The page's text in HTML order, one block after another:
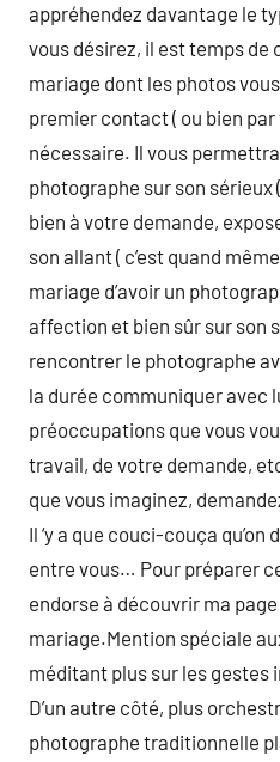
appréhendez davantage le
vous désirez, il est temps
mariage dont les photos
premier contact ( ou bien
nécessaire. Il vous
photographe sur son
bien à votre demande,
son allant ( c’est quand
mariage d’avoir un
affection et bien sûr sur son
rencontrer le photographe
la durée communiquer avec
préoccupations que vous
travail, de votre demande,
que vous imaginez,
Il ‘y a que couci-couça
entre vous… Pour préparer
endorse à découvrir ma
mariage.Mention spéciale
méditant plus sur les gestes
D’un autre côté, plus
photographe traditionnelle